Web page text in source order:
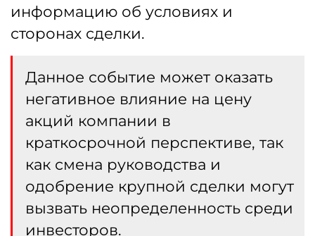
информацию об условиях и
сторонах сделки.
Данное событие может оказать
негативное влияние на цену
акций компании в
краткосрочной перспективе, так
как смена руководства и
одобрение крупной сделки могут
вызвать неопределенность среди
инвесторов.